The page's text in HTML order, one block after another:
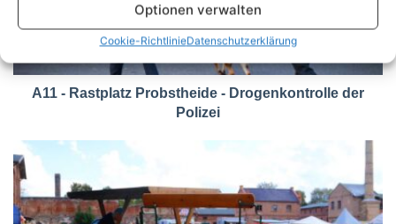
Optionen verwalten
Cookie-RichtlinieDatenschutzerklärung
A11 - Rastplatz Probstheide - Drogenkontrolle der
Polizei